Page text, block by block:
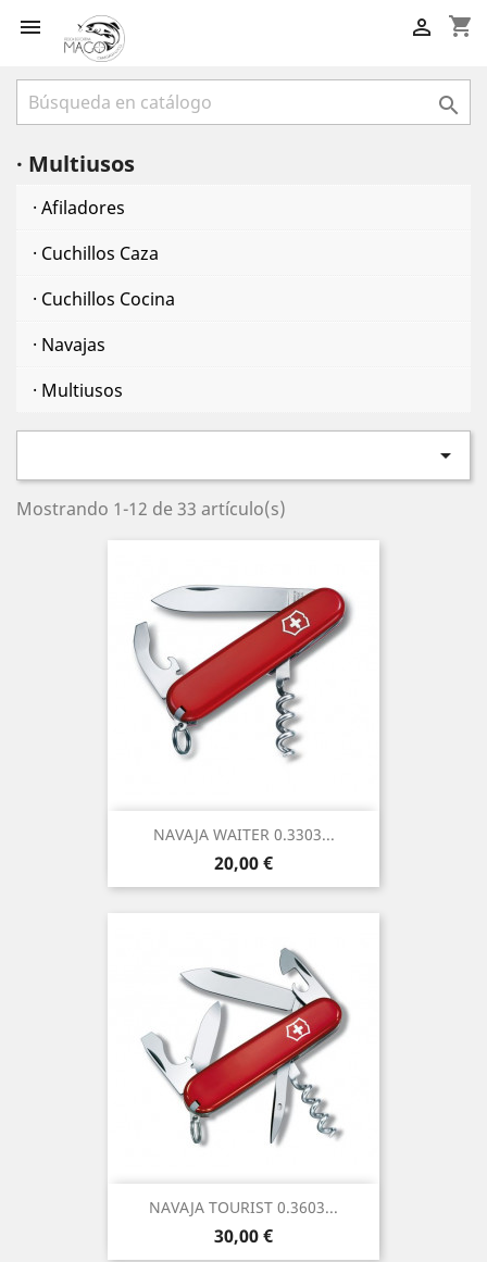
 shopping_cart


· Multiusos
· Afiladores
· Cuchillos Caza
· Cuchillos Cocina
· Navajas
· Multiusos

Mostrando 1-12 de 33 artículo(s)
NAVAJA WAITER 0.3303...
Precio
20,00 €
NAVAJA TOURIST 0.3603...
Precio
30,00 €